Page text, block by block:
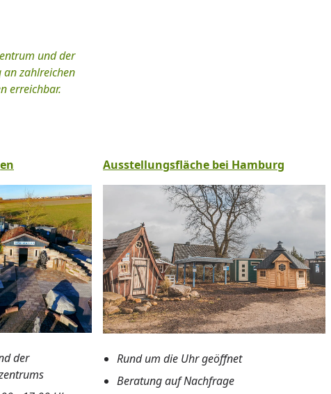
und der
an zahlreichen
erreichbar.
der
Ausstellungsfläche bei Hamburg
Rund um die Uhr geöffnet
Beratung auf Nachfrage